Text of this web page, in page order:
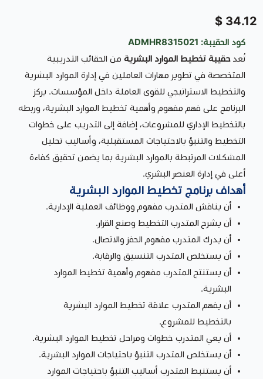
34.12 $
كود الحقيبة: ADMHR8315021
تُعدحقيبة تخطيط الموارد البشرية من الحقائب التدريبية
المتخصصة في تطوير مهارات العاملين في إدارة الموارد البشرية
والتخطيط الاستراتيجي للقوى العاملة داخل المؤسسات. يركز
البرنامج على فهم مفهوم وأهمية تخطيط الموارد البشرية، وربطه
بالتخطيط الإداري للمشروعات، إضافة إلى التدريب على خطوات
التخطيط والتنبؤ بالاحتياجات المستقبلية، وأساليب تحليل
المشكلات المرتبطة بالموارد البشرية بما يضمن تحقيق كفاءة
أعلى في إدارة العنصر البشري.
أهداف برنامج تخطيط الموارد البشرية
أن يناقش المتدرب مفهوم ووظائف العملية الإدارية.
أن يشرح المتدرب التخطيط وصنع القرار.
أن يدرك المتدرب مفهوم الحفز والاتصال.
أن يستخلص المتدرب التنسيق والرقابة.
أن يستنتج المتدرب مفهوم وأهمية تخطيط الموارد
البشرية.
أن يفهم المتدرب علاقة تخطيط الموارد البشرية
بالتخطيط للمشروع.
أن يعي المتدرب خطوات ومراحل تخطيط الموارد البشرية.
أن يستخلص المتدرب التنبؤ باحتياجات الموارد البشرية.
أن يستنبط المتدرب أساليب التنبؤ باحتياجات الموارد